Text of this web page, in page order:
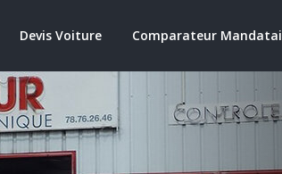
Devis Voiture Comparateur